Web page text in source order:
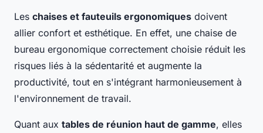
Les chaises et fauteuils ergonomiques doivent
allier confort et esthétique. En effet, une chaise de
bureau ergonomique correctement choisie réduit les
risques liés à la sédentarité et augmente la
productivité, tout en s'intégrant harmonieusement à
l'environnement de travail.
Quant aux tables de réunion haut de gamme, elles